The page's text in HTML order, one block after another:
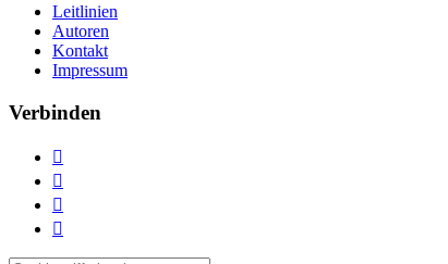
Leitlinien
Autoren
Kontakt
Impressum
Verbinden



